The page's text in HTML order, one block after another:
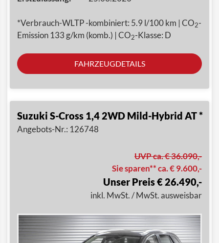
*Verbrauch-WLTP -kombiniert: 5.9 l/100 km | CO2-
Emission 133 g/km (komb.) | CO2-Klasse: D
FAHRZEUGDETAILS
Suzuki S-Cross 1,4 2WD Mild-Hybrid AT *
Angebots-Nr.: 126748
UVP ca. € 36.090,-
Sie sparen** ca. € 9.600,-
Unser Preis € 26.490,-
inkl. MwSt. / MwSt. ausweisbar